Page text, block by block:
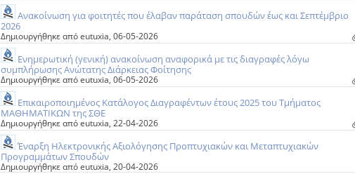
Ανακοίνωση για φοιτητές που έλαβαν παράταση σπουδών έως και Σεπτέμβριο
2026
Δημιουργήθηκε απόeutuxia‎, 06-05-2026
Ενημερωτική (γενική) ανακοίνωση αναφορικά με τις διαγραφές λόγω
συμπλήρωσης Ανώτατης Διάρκειας Φοίτησης
Δημιουργήθηκε απόeutuxia‎, 06-05-2026
Επικαιροποιημένος Κατάλογος Διαγραφέντων έτους 2025 του Τμήματος
ΜΑΘΗΜΑΤΙΚΩΝ της ΣΘΕ
Δημιουργήθηκε απόeutuxia‎, 22-04-2026
Έναρξη Ηλεκτρονικής Αξιολόγησης Προπτυχιακών και Μεταπτυχιακών
Προγραμμάτων Σπουδών
Δημιουργήθηκε απόeutuxia‎, 20-04-2026